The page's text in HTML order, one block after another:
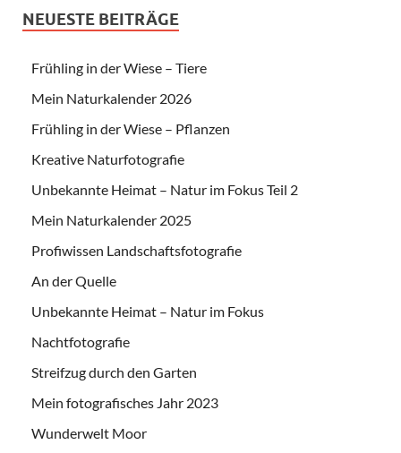
NEUESTE BEITRÄGE
Frühling in der Wiese – Tiere
Mein Naturkalender 2026
Frühling in der Wiese – Pflanzen
Kreative Naturfotografie
Unbekannte Heimat – Natur im Fokus Teil 2
Mein Naturkalender 2025
Profiwissen Landschaftsfotografie
An der Quelle
Unbekannte Heimat – Natur im Fokus
Nachtfotografie
Streifzug durch den Garten
Mein fotografisches Jahr 2023
Wunderwelt Moor